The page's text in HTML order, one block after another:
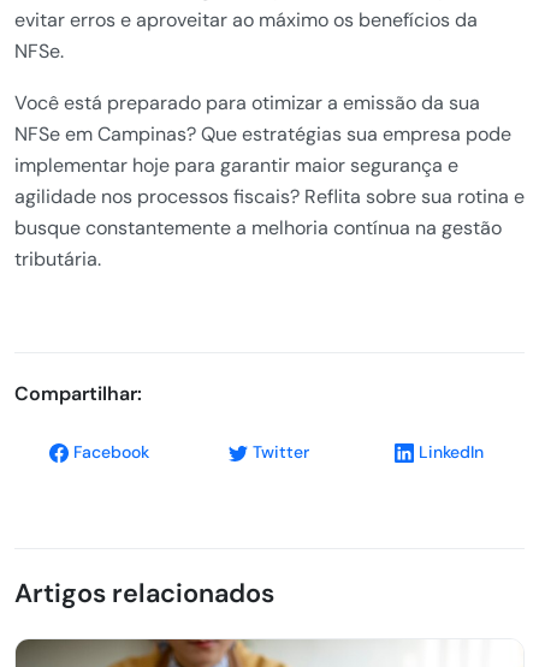
evitar erros e aproveitar ao máximo os benefícios da
NFSe.
Você está preparado para otimizar a emissão da sua
NFSe em Campinas? Que estratégias sua empresa pode
implementar hoje para garantir maior segurança e
agilidade nos processos fiscais? Reflita sobre sua rotina e
busque constantemente a melhoria contínua na gestão
tributária.
Compartilhar:
Facebook Twitter LinkedIn
Artigos relacionados